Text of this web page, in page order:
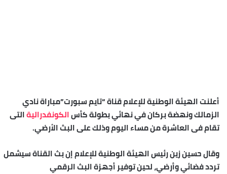
أعلنت الهيئة الوطنية للإعلام قناة “تايم سبورت”مباراة نادي
الزمالك ونهضة بركان في نهائي بطولة كأسالكونفدراليةالتى
تقام فى العاشرة من مساء اليوم وذلك على البث الأرضي.
وقال حسين زين رئيس الهيئة الوطنية للإعلام إن بث القناة سيشمل
تردد فضائي وأرضي، لحينتوفيرأجهزة البث الرقمي